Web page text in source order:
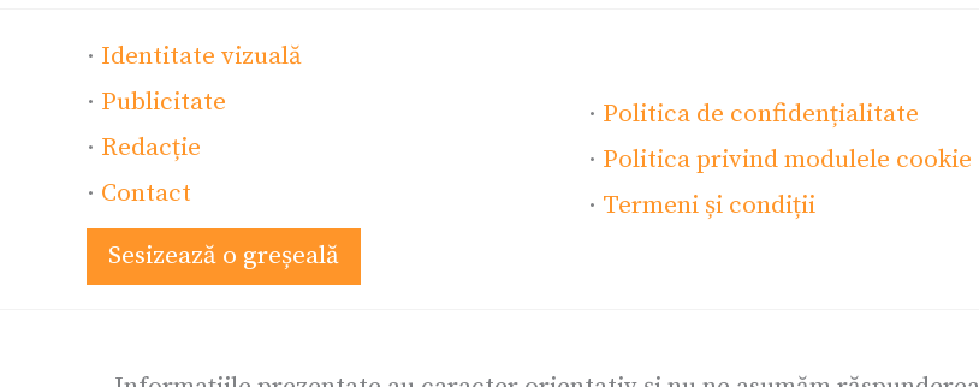
· Identitate vizuală
· Publicitate
· Redacție
· Contact
Sesizează o greșeală
· Politica de confidențialitate
· Politica privind modulele cookie
· Termeni și condiții